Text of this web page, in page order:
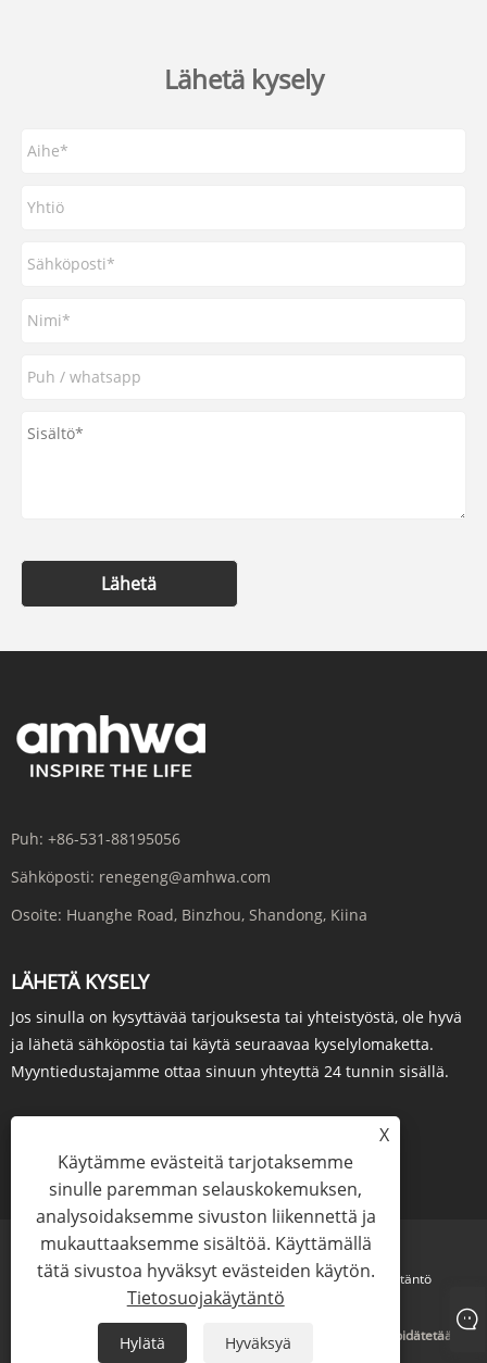
Lähetä kysely
Lähetä
Puh: +86-531-88195056
Sähköposti: renegeng@amhwa.com
Osoite: Huanghe Road, Binzhou, Shandong, Kiina
LÄHETÄ KYSELY
Jos sinulla on kysyttävää tarjouksesta tai yhteistyöstä, ole hyvä
ja lähetä sähköpostia tai käytä seuraavaa kyselylomaketta.
Myyntiedustajamme ottaa sinuun yhteyttä 24 tunnin sisällä.
KYSY NYT
Links Sitemap RSS XML Tietosuojakäytäntö
Copyright © 2023 Amhwa Biopharm Co., Ltd. Kaikki oikeudet pidätetään
X
Käytämme evästeitä tarjotaksemme
sinulle paremman selauskokemuksen,
analysoidaksemme sivuston liikennettä ja
mukauttaaksemme sisältöä. Käyttämällä
tätä sivustoa hyväksyt evästeiden käytön.
Tietosuojakäytäntö
Hylätä Hyväksyä